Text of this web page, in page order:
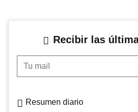
Recibir las
Tu mail
Resumen diario